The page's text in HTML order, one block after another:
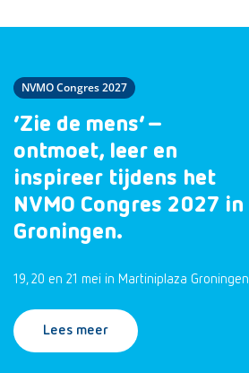
NVMO Congres 2027
‘Zie de mens’ –
ontmoet, leer en
inspireer tijdens het
NVMO Congres 2027 in
Groningen.
19, 20 en 21 mei in Martiniplaza Groningen
Lees meer